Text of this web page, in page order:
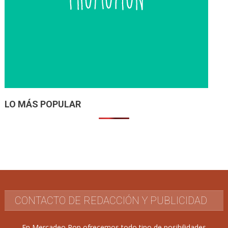
LO MÁS POPULAR
CONTACTO DE REDACCIÓN Y PUBLICIDAD